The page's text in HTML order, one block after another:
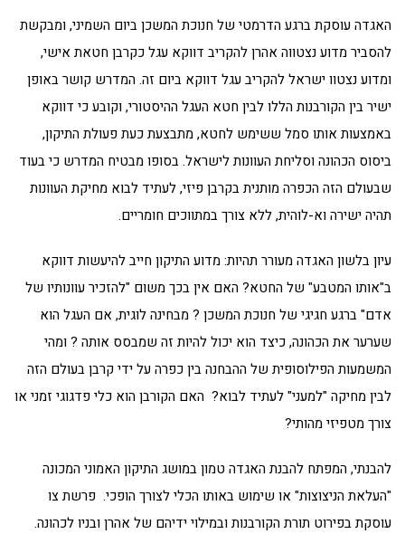
האגדה עוסקת ברגע הדרמטי של חנוכת המשכן ביום השמיני, ומבקשת
להסביר מדוע נצטווה אהרן להקריב דווקא עגל כקרבן חטאת אישי,
ומדוע נצטוו ישראל להקריב עגל דווקא ביום זה. המדרש קושר באופן
ישיר בין הקורבנות הללו לבין חטא העגל ההיסטורי, וקובע כי דווקא
באמצעות אותו סמל ששימש לחטא, מתבצעת כעת פעולת התיקון,
ביסוס הכהונה וסליחת העוונות לישראל. בסופו מבטיח המדרש כי בעוד
שבעולם הזה הכפרה מותנית בקרבן פיזי, לעתיד לבוא מחיקת העוונות
תהיה ישירה וא-לוהית, ללא צורך במתווכים חומריים.
עיון בלשון האגדה מעורר תהיות: מדוע התיקון חייב להיעשות דווקא
ב"אותו המטבע" של החטא? האם אין בכך משום "להזכיר עוונותיו של
אדם" ברגע חגיגי של חנוכת המשכן ? מבחינה לוגית, אם העגל הוא
שערער את הכהונה, כיצד הוא יכול להיות זה שמבסס אותה ? ומהי
המשמעות הפילוסופית של ההבחנה בין כפרה על ידי קרבן בעולם הזה
לבין מחיקה "למעני" לעתיד לבוא? האם הקורבן הוא כלי פדגוגי זמני או
צורך מטפיזי מהותי?
להבנתי, המפתח להבנת האגדה טמון במושג התיקון האמוני המכונה
"העלאת הניצוצות" או שימוש באותו הכלי לצורך הופכי. פרשת צו
עוסקת בפירוט תורת הקורבנות ובמילוי ידיהם של אהרן ובניו לכהונה.